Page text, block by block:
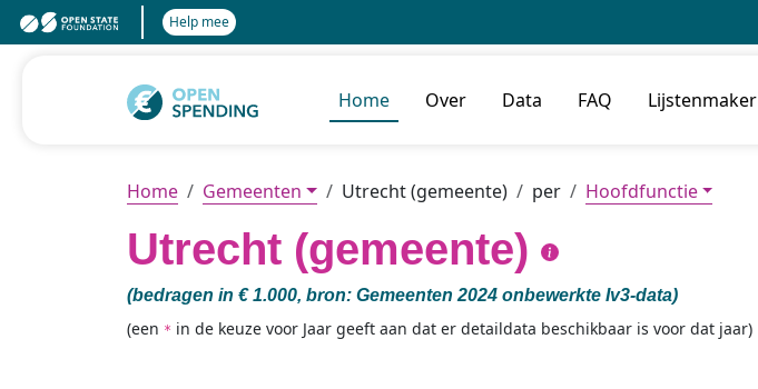
Help mee
Home Over Data FAQ Lijstenmaker
Home Gemeenten Utrecht (gemeente) per Hoofdfunctie
Utrecht (gemeente)
(bedragen in € 1.000, bron: Gemeenten 2024 onbewerkte Iv3-data)
(een * in de keuze voor Jaar geeft aan dat er detaildata beschikbaar is voor dat jaar)